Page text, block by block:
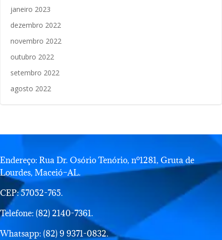
janeiro 2023
dezembro 2022
novembro 2022
outubro 2022
setembro 2022
agosto 2022
Endereço: Rua Dr. Osório Tenório, nº1281, Gruta de
Lourdes, Maceió–AL.
CEP: 57052-765.
Telefone: (82) 2140-7361.
Whatsapp: (82) 9 9371-0832.